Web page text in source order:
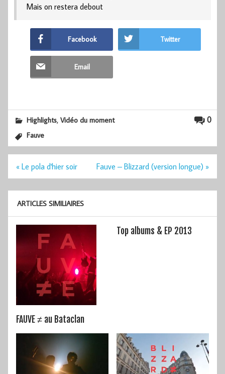
Mais on restera debout
Facebook Twitter
Email
0
Highlights,Vidéo du moment
Fauve
Navigation
l’article
« Le pola d'hier soir Fauve – Blizzard (version longue) »
ARTICLES SIMILIAIRES
FAUVE ≠ au Bataclan
Top albums & EP 2013